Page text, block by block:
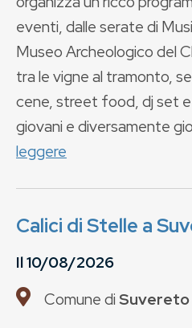
eventi, dalle serate di
Museo Archeologico del
tra le vigne al tramonto,
cene, street food, dj set
giovani e diversamente
leggere
Calici di Stelle a
Il10/08/2026
Comune diSuvereto